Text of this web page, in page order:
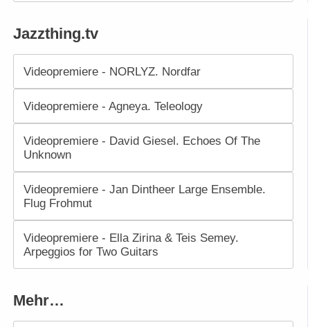
Jazzthing.tv
Videopremiere - NORLYZ. Nordfar
Videopremiere - Agneya. Teleology
Videopremiere - David Giesel. Echoes Of The
Unknown
Videopremiere - Jan Dintheer Large Ensemble.
Flug Frohmut
Videopremiere - Ella Zirina & Teis Semey.
Arpeggios for Two Guitars
Mehr…